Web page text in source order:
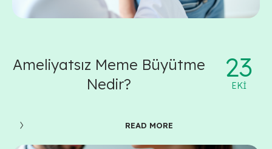
23
EKI
Ameliyatsız Meme Büyütme
Nedir?
READ MORE